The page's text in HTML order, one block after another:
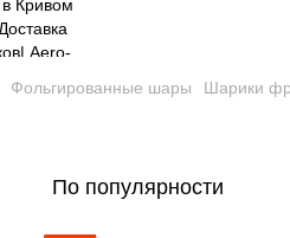
Фольгированные шары Шарики
По популярности